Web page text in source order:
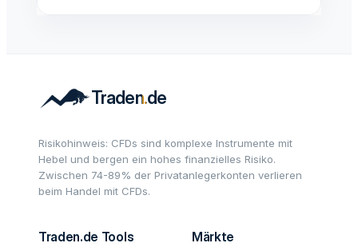
Risikohinweis: CFDs sind komplexe Instrumente mit
Hebel und bergen ein hohes finanzielles Risiko.
Zwischen 74-89% der Privatanlegerkonten verlieren
beim Handel mit CFDs.
Traden.de Tools Märkte